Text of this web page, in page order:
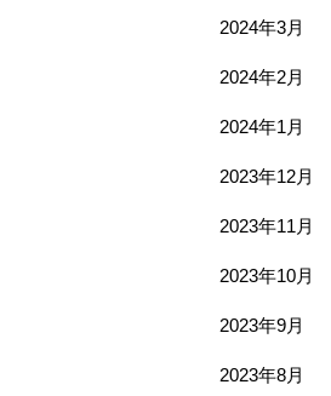
2024年3月
2024年2月
2024年1月
2023年12月
2023年11月
2023年10月
2023年9月
2023年8月